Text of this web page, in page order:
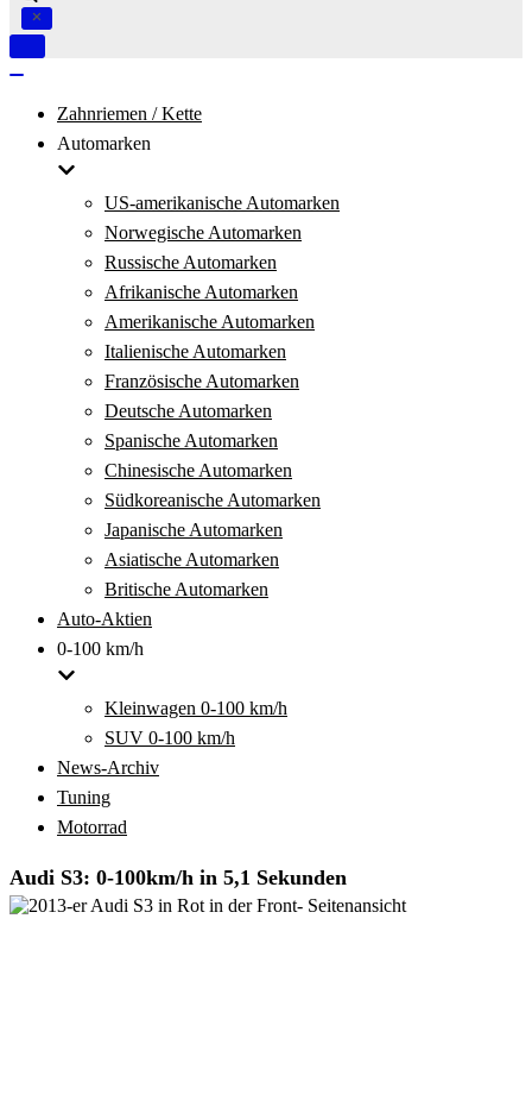
Navigation
Zahnriemen / Kette
Automarken
US-amerikanische Automarken
Norwegische Automarken
Russische Automarken
Afrikanische Automarken
Amerikanische Automarken
Italienische Automarken
Französische Automarken
Deutsche Automarken
Spanische Automarken
Chinesische Automarken
Südkoreanische Automarken
Japanische Automarken
Asiatische Automarken
Britische Automarken
Auto-Aktien
0-100 km/h
Kleinwagen 0-100 km/h
SUV 0-100 km/h
News-Archiv
Tuning
Motorrad
Audi S3: 0-100km/h in 5,1 Sekunden